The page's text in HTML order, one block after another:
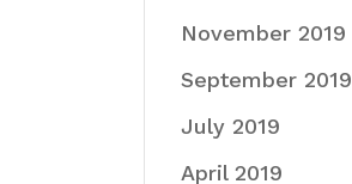
November 2019
September 2019
July 2019
April 2019